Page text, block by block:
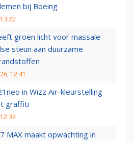
bij Boeing
groen licht voor massale
steun aan duurzame
12:41
in Wizz Air-kleurstelling
graffiti
MAX maakt opwachting in